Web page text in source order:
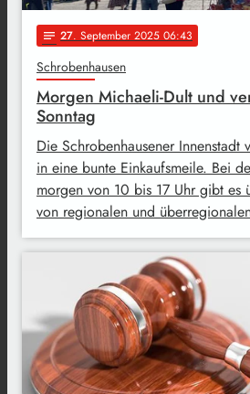
notes 27. September 2025 06:43
Schrobenhausen
Morgen Michaeli-Dult und
Sonntag
Die Schrobenhausener
in eine bunte Einkaufsmeile. Bei
morgen von 10 bis 17 Uhr gibt es
von regionalen und